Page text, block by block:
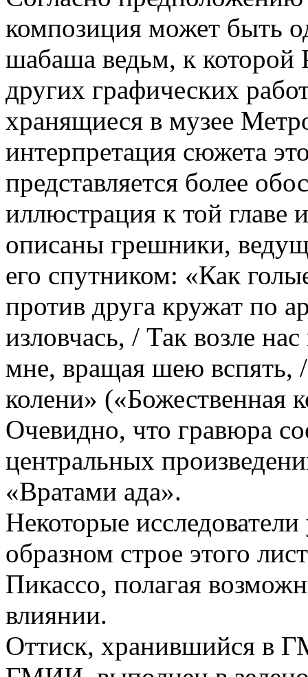
композиция может быть
шабаша ведьм, к которой
других графических
хранящиеся в музее
интерпретация сюжета
представляется более
иллюстрация к той главе
описаны грешники,
его спутником: «Как
против друга кружат по
изловчась, / Так возле
мне, вращая шею вспять,
колени»
Очевидно, что гравюра
центральных
«Вратами ада».
Некоторые
образном строе этого
Пикассо, полагая
влиянии.
Оттиск, хранившийся в